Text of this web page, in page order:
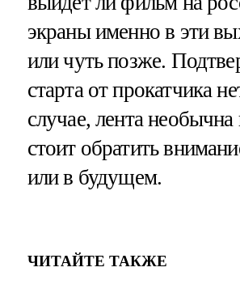
экраны именно в эти
или чуть позже.
старта от прокатчика
случае, лента необычна
стоит обратить
или в будущем.
ЧИТАЙТЕ ТАКЖЕ